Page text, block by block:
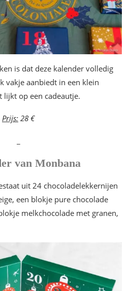
is dat deze kalender volledig
vakje aanbiedt in een klein
lijkt op een cadeautje.
Prijs: 28 €
van Monbana
uit 24 chocoladelekkernijen
een blokje pure chocolade
melkchocolade met granen,